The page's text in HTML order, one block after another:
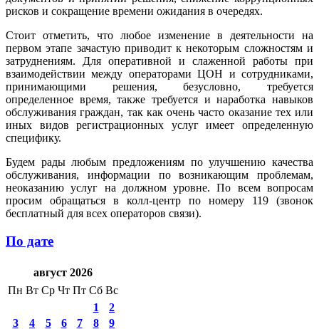
рисков и сокращение времени ожидания в очередях.
Стоит отметить, что любое изменение в деятельности на
первом этапе зачастую приводит к некоторым сложностям и
затруднениям. Для оперативной и слаженной работы при
взаимодействии между операторами ЦОН и сотрудниками,
принимающими решения, безусловно, требуется
определенное время, также требуется и наработка навыков
обслуживания граждан, так как очень часто оказание тех или
иных видов регистрационных услуг имеет определенную
специфику.
Будем рады любым предложениям по улучшению качества
обслуживания, информации по возникающим проблемам,
неоказанию услуг на должном уровне. По всем вопросам
просим обращаться в колл-центр по номеру 119 (звонок
бесплатный для всех операторов связи).
По дате
август 2026
Пн Вт Ср Чт Пт Сб Вс
1
2
3
4 5 6 7 8
9